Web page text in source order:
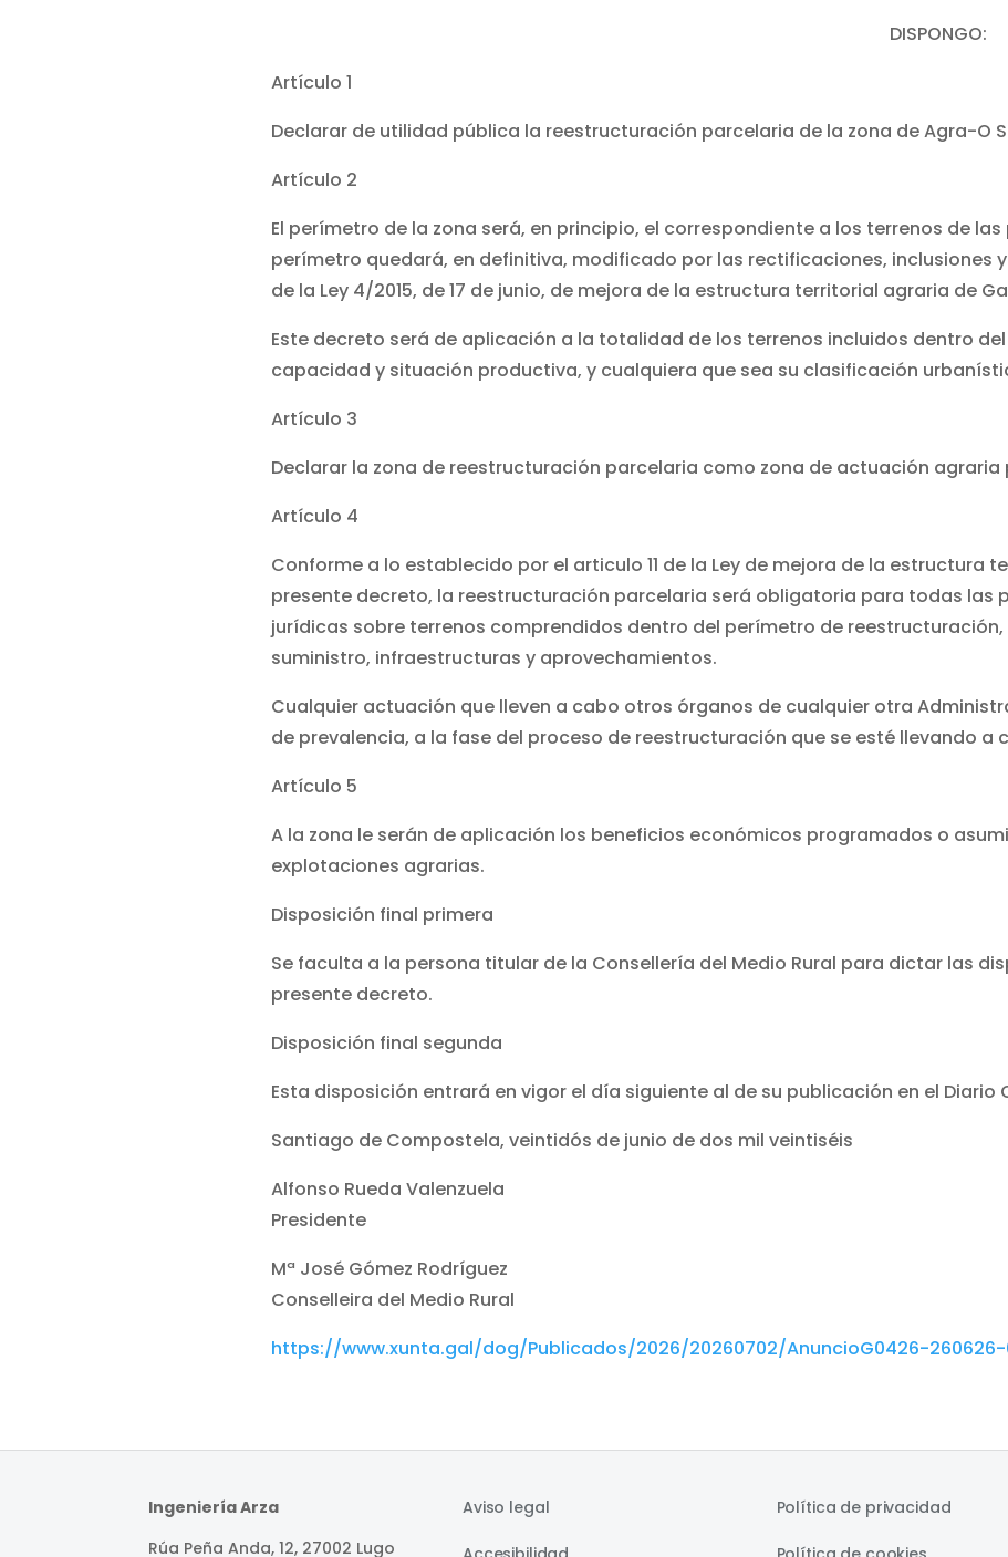
DISPONGO:
Artículo 1
Declarar de utilidad pública la reestructuración parcelaria de la zona de Agra-O
Artículo 2
El perímetro de la zona será, en principio, el correspondiente a los terrenos de
perímetro quedará, en definitiva, modificado por las rectificaciones, inclusiones
de la Ley 4/2015, de 17 de junio, de mejora de la estructura territorial agraria de
Este decreto será de aplicación a la totalidad de los terrenos incluidos dentro
capacidad y situación productiva, y cualquiera que sea su clasificación
Artículo 3
Declarar la zona de reestructuración parcelaria como zona de actuación agraria
Artículo 4
Conforme a lo establecido por el articulo 11 de la Ley de mejora de la
presente decreto, la reestructuración parcelaria será obligatoria para todas las
jurídicas sobre terrenos comprendidos dentro del perímetro de
suministro, infraestructuras y aprovechamientos.
Cualquier actuación que lleven a cabo otros órganos de cualquier otra
de prevalencia, a la fase del proceso de reestructuración que se esté llevando a
Artículo 5
A la zona le serán de aplicación los beneficios económicos programados o
explotaciones agrarias.
Disposición final primera
Se faculta a la persona titular de la Consellería del Medio Rural para dictar las
presente decreto.
Disposición final segunda
Esta disposición entrará en vigor el día siguiente al de su publicación en el Diario
Santiago de Compostela, veintidós de junio de dos mil veintiséis
Alfonso Rueda Valenzuela
Presidente
Mª José Gómez Rodríguez
Conselleira del Medio Rural
https://www.xunta.gal/dog/Publicados/2026/20260702/AnuncioG0426-
Ingeniería Arza
Rúa Peña Anda, 12, 27002 Lugo
Aviso legal Política de privacidad